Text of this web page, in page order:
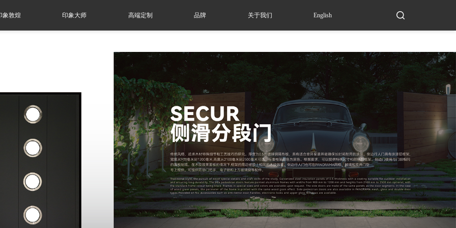
象敦煌 印象大师 高端定制 品牌 关于我们 English